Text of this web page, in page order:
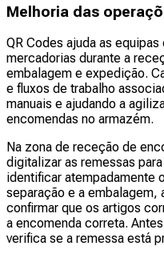
Melhoria das
QR Codes ajuda as
mercadorias durante a
embalagem e expedição.
e fluxos de trabalho
manuais e ajudando a
encomendas no armazém.
Na zona de receção de
digitalizar as remessas
identificar atempadamente
separação e a
confirmar que os artigos
a encomenda correta.
verifica se a remessa está